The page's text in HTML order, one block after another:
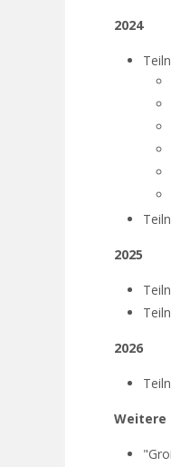
2024
2025
2026
Weitere